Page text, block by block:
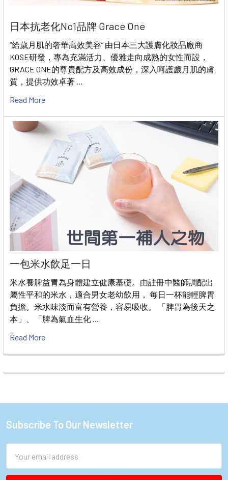
日本抗老化No1品牌 Grace One
“給歲月肌的奢華高效美容” 由日本三大護膚化妝品廠商
KOSE研發，專為充滿活力、優雅走向成熟的女性而設，
GRACE ONE的尊貴配方及高效成份，深入呵護歲月肌的膚
質，提供功效卓著 …
Read More
一包米水飲足一日
米水養脾益胃為身體建立健康基礎。由註冊中醫師調配出
屬性平和的米水，適合男女老幼飲用， 每日一杯能輕脾胃
負擔。米水味淡而富有營養，容易吸收。 「脾胃為後天之
本」、「脾為氣血生化 …
Read More
Footer
Subscribe To Our Newsletter
Address